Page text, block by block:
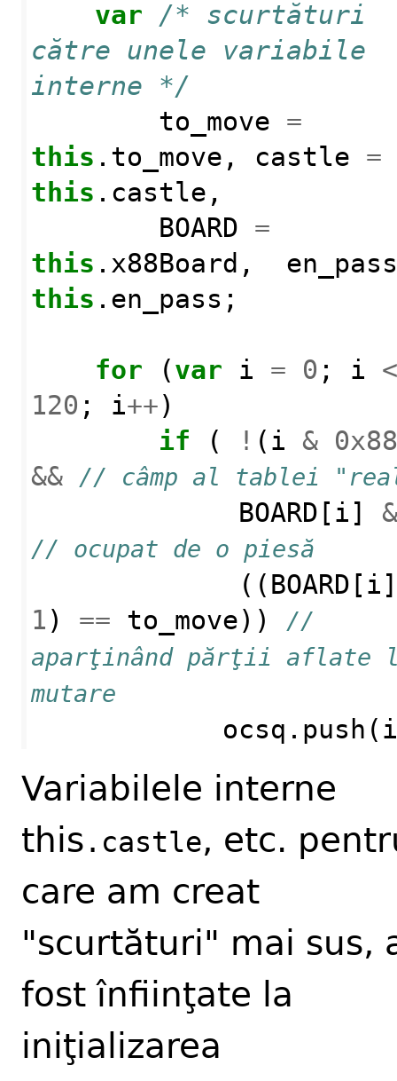
var /* scurtături
către unele variabile
interne */
to_move =
this . to_move , castle =
this . castle ,
BOARD =
this . x88Board ,
this . en_pass ;
for (var i = 0 ; i
120 ; i++)
if
( ! ( i &
&&
// câmp al tablei
BOARD [ i ]
// ocupat de o piesă
(( BOARD [ i
1 ) == to_move))
//
aparţinând părţii aflate
mutare
ocsq . push (
Variabilele interne
this .castle, etc.
care am creat
"scurtături" mai sus,
fost înfiinţate la
iniţializarea